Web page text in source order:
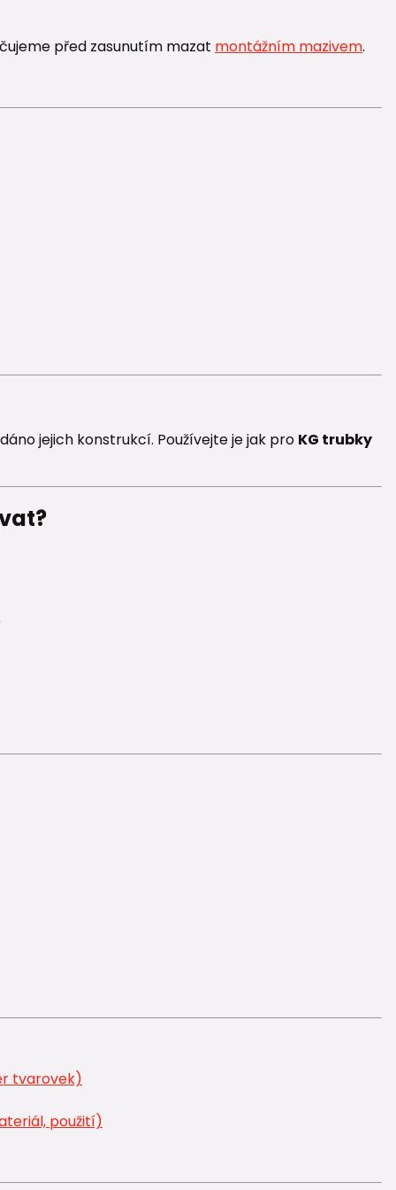
před zasunutím mazat montážním mazivem.
jejich konstrukcí. Používejte je jak pro KG trubky
tvarovek)
použití)